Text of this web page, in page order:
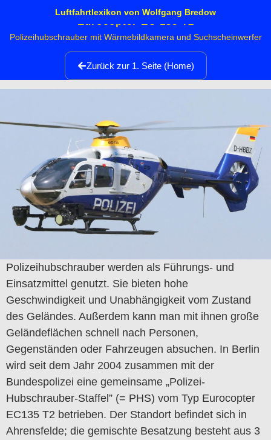
Luftfahrtlexikon von Wolfgang Bredow
Eurocopter EC 135 T2
Polizeihubschrauber mit Wärmebildkamera und Suchscheinwerfer
Zurück zur 1. Seite (Home)
Polizeihubschrauber werden als Führungs- und
Einsatzmittel genutzt. Sie bieten hohe
Geschwindigkeit und Unabhängigkeit vom Zustand
des Geländes. Außerdem kann man mit ihnen große
Geländeflächen schnell nach Personen,
Gegenständen oder Fahrzeugen absuchen. In Berlin
wird seit dem Jahr 2004 zusammen mit der
Bundespolizei eine gemeinsame „Polizei-
Hubschrauber-Staffel” (= PHS) vom Typ Eurocopter
EC135 T2 betrieben. Der Standort befindet sich in
Ahrensfelde; die gemischte Besatzung besteht aus 3